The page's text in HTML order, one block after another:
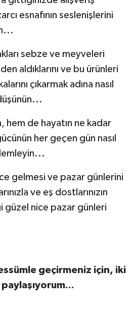
esnafının seslenişlerini
sebze ve meyveleri
aldıklarını ve bu ürünleri
çıkarmak adına nasıl
hem de hayatın ne kadar
her geçen gün nasıl
gelmesi ve pazar günlerini
ve eş dostlarınızın
güzel nice pazar günleri
geçirmeniz için, iki